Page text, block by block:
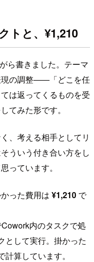
トと、¥1,210
ら書きました。テーマ
現の調整——「どこを任
は返ってくるものを受
てみた形です。
、考える相手としてリ
ういう付き合い方をし
っています。
った費用は ¥1,210 で
内のタスクで処
として実行。掛かった
算しています。